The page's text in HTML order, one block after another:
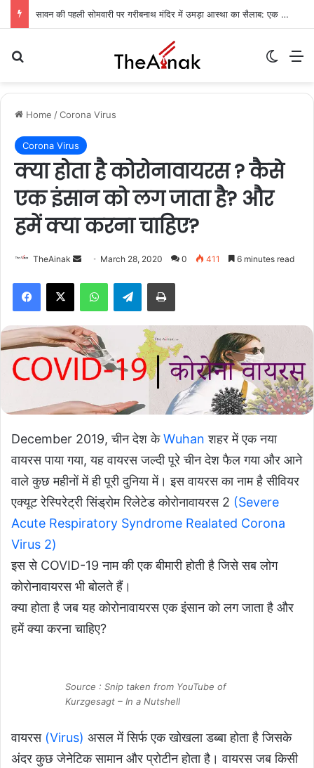
सावन की पहली सोमवारी पर गरीबनाथ मंदिर में उमड़ा आस्था का सैलाब: एक लाख से अधिक शिवभक्तों ने किया जलाभिषेक
Home /Corona Virus
Corona Virus
क्या होता है कोरोनावायरस ? कैसे
एक इंसान को लग जाता है? और
हमें क्या करना चाहिए?
TheAinak
d
a
n
e
m
i
March 28, 2020 0 411 6 minutes read
Telegram
December 2019, चीन देश केWuhan शहर में एक नया
वायरस पाया गया, यह वायरस जल्दी पूरे चीन देश फैल गया और आने
वाले कुछ महीनों में ही पूरी दुनिया में। इस वायरस का नाम है सीवियर
एक्यूट रेस्पिरेट्री सिंड्रोम रिलेटेड कोरोनावायरस 2 (Severe
Acute Respiratory Syndrome Realated Corona
Virus 2)
इस से COVID-19 नाम की एक बीमारी होती है जिसे सब लोग
कोरोनावायरस भी बोलते हैं।
क्या होता है जब यह कोरोनावायरस एक इंसान को लग जाता है और
हमें क्या करना चाहिए?
Source : Snip taken from YouTube of
Kurzgesagt – In a Nutshell
वायरस (Virus) असल में सिर्फ एक खोखला डब्बा होता है जिसके
अंदर कुछ जेनेटिक सामान और प्रोटीन होता है। वायरस जब किसी